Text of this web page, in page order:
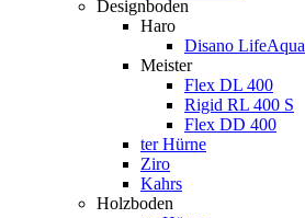
Designboden
Haro
Disano LifeAqua
Meister
Flex DL 400
Rigid RL 400 S
Flex DD 400
ter Hürne
Ziro
Kahrs
Holzboden